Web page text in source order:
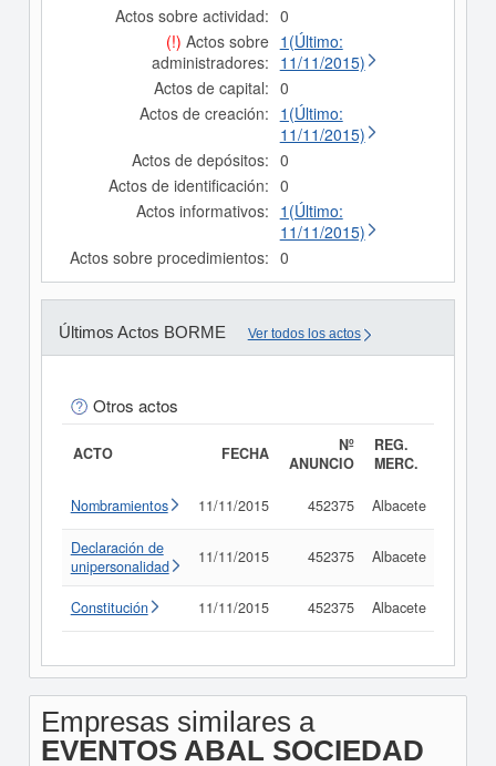
Actos sobre actividad: 0
(!) Actos sobre
administradores:
1(Último:
11/11/2015)
Actos de capital: 0
Actos de creación: 1(Último:
11/11/2015)
Actos de depósitos: 0
Actos de identificación: 0
Actos informativos: 1(Último:
11/11/2015)
Actos sobre procedimientos: 0
Últimos Actos BORME Ver todos los actos
Otros actos
ACTO FECHA
Nº
ANUNCIO
REG.
MERC.
Nombramientos 11/11/2015 452375 Albacete
Declaración de
unipersonalidad
11/11/2015 452375 Albacete
Constitución 11/11/2015 452375 Albacete
Empresas similares a
EVENTOS ABAL SOCIEDAD